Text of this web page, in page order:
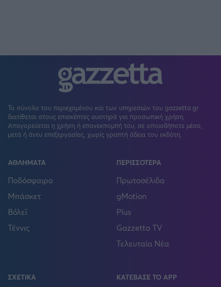
Το σύνολο του περιεχομένου και των υπηρεσιών του gazzetta.gr
διατίθεται στους επισκέπτες αυστηρά για προσωπική χρήση.
Απαγορεύεται η χρήση ή επανεκπομπή του, σε οποιοδήποτε μέσο,
μετά ή άνευ επεξεργασίας, χωρίς γραπτή άδεια του εκδότη.
ΑΘΛΗΜΑΤΑ
Ποδόσφαιρο
Μπάσκετ
Βόλεϊ
Τέννις
ΠΕΡΙΣΣΟΤΕΡΑ
Πρωτοσέλιδα
gMotion
Plus
Gazzetta TV
Τελευταία Νέα
ΣΧΕΤΙΚΑ ΚΑΤΕΒΑΣΕ ΤΟ APP